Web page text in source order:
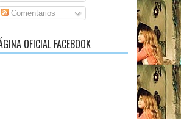
Comentarios
OFICIAL FACEBOOK